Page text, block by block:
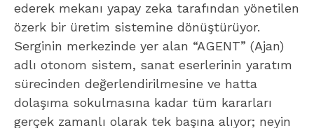
ederek mekanı yapay zeka tarafından yönetilen
özerk bir üretim sistemine dönüştürüyor.
Serginin merkezinde yer alan “AGENT” (Ajan)
adlı otonom sistem, sanat eserlerinin yaratım
sürecinden değerlendirilmesine ve hatta
dolaşıma sokulmasına kadar tüm kararları
gerçek zamanlı olarak tek başına alıyor; neyin